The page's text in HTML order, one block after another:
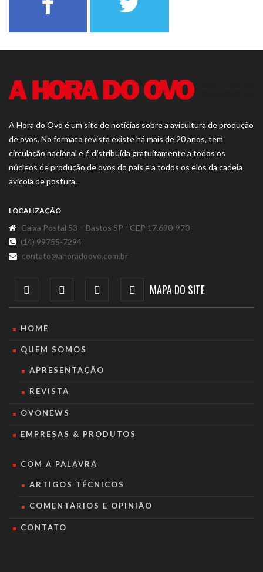
A Hora do Ovo é um site de notícias sobre a avicultura de produção
de ovos. No formato revista existe há mais de 20 anos, tem
circulação nacional e é distribuída gratuitamente a todos os
núcleos de produção de ovos do país e a todos os elos da cadeia
avícola de postura.
LOCALIZAÇÃO
Caixa Postal 53 – Bastos SP - CEP 17.690-970
(14) 99755-7294
contato@ahoradoovo.com.br
MAPA DO SITE
HOME
QUEM SOMOS
APRESENTAÇÃO
REVISTA
OVONEWS
EMPRESAS & PRODUTOS
COM A PALAVRA
ARTIGOS TÉCNICOS
COMENTÁRIOS E OPINIÃO
CONTATO